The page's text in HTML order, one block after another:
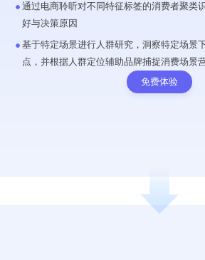
通过电商聆听对不同特征标签的消费者聚类
好与决策原因
基于特定场景进行人群研究，洞察特定场景
点，并根据人群定位辅助品牌捕捉消费场景
免费体验